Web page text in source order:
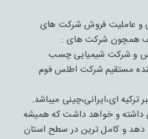
و عاملیت فروش شرکت های
همچون شرکت های :
و شرکت شیمیایی چسب
مستقیم شرکت اطلس فوم
ای،ایرانی،چینی میباشد.
و خواهد داشت که همیشه
دهد و کامل ترین در سطح استان